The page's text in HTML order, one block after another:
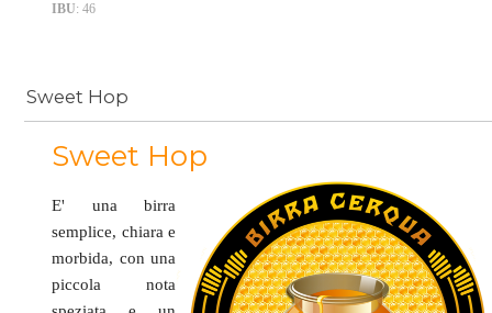
IBU: 46
Sweet Hop
Sweet Hop
E' una birra
semplice, chiara e
morbida, con una
piccola nota